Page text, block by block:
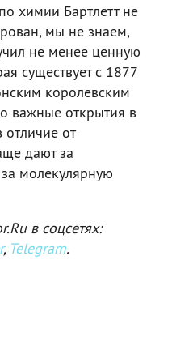
химии Бартлетт не
мы не знаем,
не менее ценную
существует с 1877
королевским
важные открытия в
отличие от
дают за
молекулярную
в соцсетях:
, Telegram.